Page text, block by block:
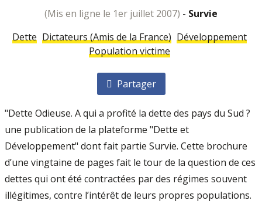
(mis en ligne le 1er juillet 2007) - Survie
Dette Dictateurs (Amis de la France) Développement
Population victime
Partager
"Dette Odieuse. A qui a profité la dette des pays du Sud ?
une publication de la plateforme "Dette et
Développement" dont fait partie Survie. Cette brochure
d’une vingtaine de pages fait le tour de la question de ces
dettes qui ont été contractées par des régimes souvent
illégitimes, contre l’intérêt de leurs propres populations.